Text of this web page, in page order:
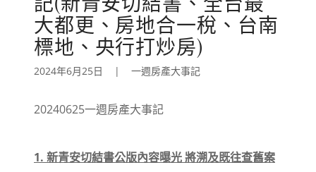
大都更、房地合一稅、台南
標地、央行打炒房)
2024年6月25日 | 一週房產大事記
20240625一週房產大事記
1. 新青安切結書公版內容曝光 將溯及既往查舊案